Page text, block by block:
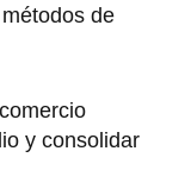
de
y consolidar